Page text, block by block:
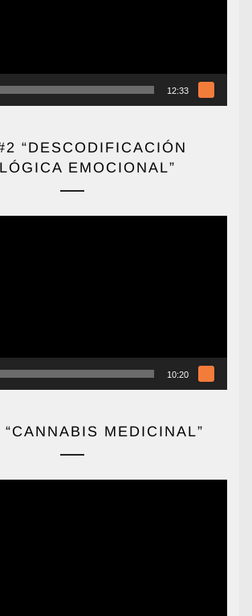
12:33
“DESCODIFICACIÓN
EMOCIONAL”
10:20
MEDICINAL”